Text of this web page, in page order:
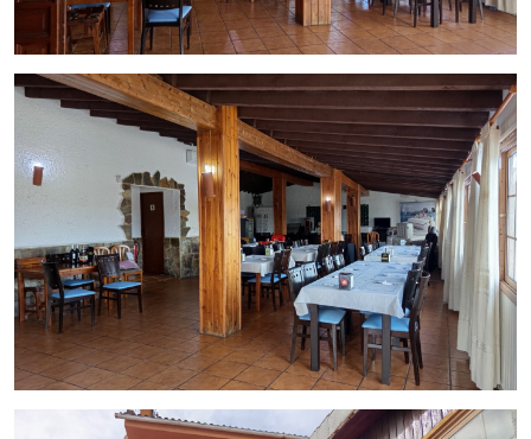
grandes servicios y grupos con comodidad.
El negocio mantienecontratos activos con diversas
empresas de autocares, que realizan paradas diarias para
comidas, generando una facturación estable y una clientela
fija asegurada durante todo el año. Según los propietarios, el
volumen actual todavía tiene margen claro de crecimiento,
pudiéndose incluso duplicar con una gestión más intensiva.
Condiciones
Traspaso: 49.000 €
Alquiler: 900 € IVA incluido
Una excelente oportunidad para emprendedores o
profesionales del sector que busquen un negocio amplio, en
funcionamiento y con ingresos recurrentes desde el primer
día, con gran potencial de crecimiento progresivo.